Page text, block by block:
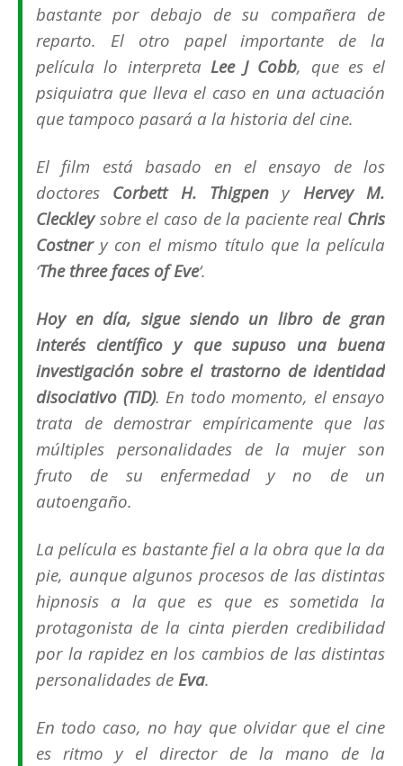
bastante por debajo de su compañera de
reparto. El otro papel importante de la
película lo interpreta Lee J Cobb, que es el
psiquiatra que lleva el caso en una actuación
que tampoco pasará a la historia del cine.
El film está basado en el ensayo de los
doctores Corbett H. Thigpen y Hervey M.
Cleckleysobre el caso de la paciente real Chris
Costnery con el mismo título que la película
‘The three faces of Eve‘.
Hoy en día, sigue siendo un libro de gran
interés científico y que supuso una buena
investigación sobre el trastorno de identidad
disociativo (TID). En todo momento, el ensayo
trata de demostrar empíricamente que las
múltiples personalidades de la mujer son
fruto de su enfermedad y no de un
autoengaño.
La película es bastante fiel a la obra que la da
pie, aunque algunos procesos de las distintas
hipnosis a la que es que es sometida la
protagonista de la cinta pierden credibilidad
por la rapidez en los cambios de las distintas
personalidades de Eva.
En todo caso, no hay que olvidar que el cine
es ritmo y el director de la mano de la